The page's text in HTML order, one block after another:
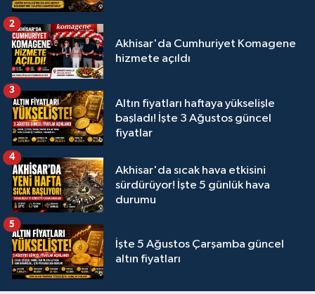
Akhisar'da Cumhuriyet Komagene
hizmete açıldı
2
Altın fiyatları haftaya yükselişle
başladı! İşte 3 Ağustos güncel
fiyatlar
3
Akhisar'da sıcak hava etkisini
sürdürüyor! İşte 5 günlük hava
durumu
4
İşte 5 Ağustos Çarşamba güncel
altın fiyatları
5